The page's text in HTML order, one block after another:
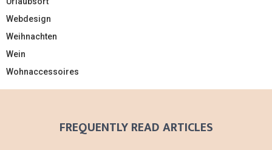
Webdesign
Weihnachten
Wein
Wohnaccessoires
FREQUENTLY READ ARTICLES